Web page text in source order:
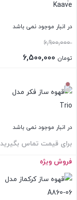
در انبار موجود نمی باشد
6,900,000
تومان
در انبار موجود نمی باشد
برای قیمت تماس بگیرید
بستن
فروش ویژه